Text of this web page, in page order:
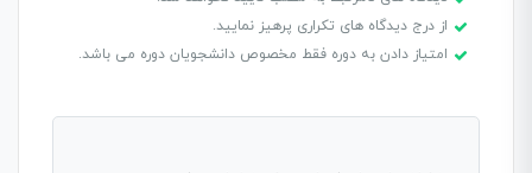
از درج دیدگاه های تکراری پرهیز نمایید.
امتیاز دادن به دوره فقط مخصوص دانشجویان دوره می باشد.